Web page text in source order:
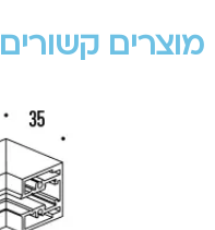
מוצרים קשורים